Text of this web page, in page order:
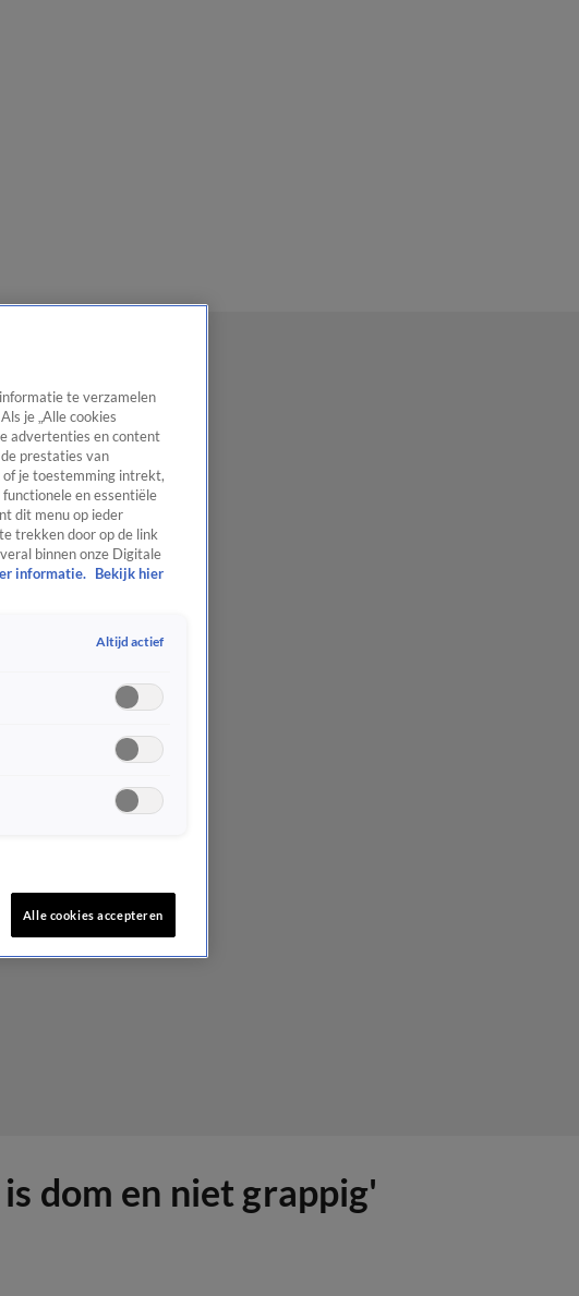
dom en niet grappig'
te verzamelen
je „Alle cookies
advertenties en content
prestaties van
of je toestemming intrekt,
en essentiële
dit menu op ieder
trekken door op de link
binnen onze Digitale
informatie.
Bekijk hier
Altijd actief
Alle cookies accepteren